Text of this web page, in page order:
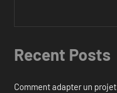
Recent Posts
Comment adapter un